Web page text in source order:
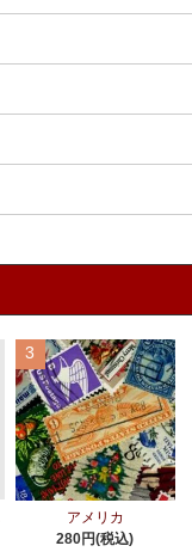
3
アメリカ
280円(税込)